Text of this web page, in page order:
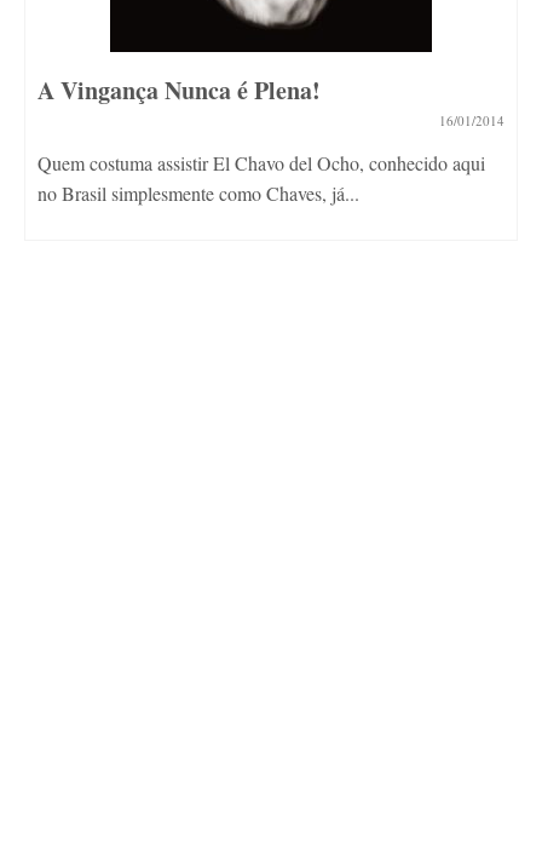
A Vingança Nunca é Plena!
16/01/2014
Quem costuma assistir El Chavo del Ocho, conhecido aqui
no Brasil simplesmente como Chaves, já...